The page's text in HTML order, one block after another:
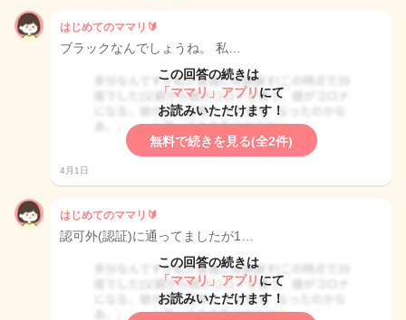
はじめてのママリ🔰
ブラックなんでしょうね。 私…
この回答の続きは
「ママリ」アプリ にて
お読みいただけます！
無料で続きを見る(全2件)
4月1日
はじめてのママリ🔰
認可外(認証)に通ってましたが1…
この回答の続きは
「ママリ」アプリ にて
お読みいただけます！